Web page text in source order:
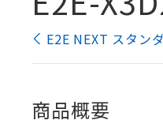
E2E NEXT スタン
商品概要